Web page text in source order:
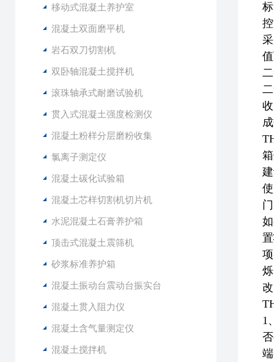
移动式混凝土养护室
混凝土双面磨平机
岩石双刀切割机
双卧轴混凝土搅拌机
滚珠轴承式耐磨试验机
贯入式混凝土强度检测仪
混凝土粉样分层磨粉收集
氯离子测定仪
混凝土碳化试验箱
混凝土芯样切割机切片机
水泥混凝土石膏养护箱
顶击式混凝土震筛机
砂浆标准养护箱
混凝土振动台震动台振实台
混凝土贯入阻力仪
混凝土含气量测定仪
混凝土搅拌机
1